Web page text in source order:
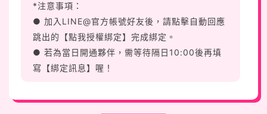
*注意事項：
● 加入LINE@官方帳號好友後，請點擊自動回應
跳出的【點我授權綁定】完成綁定。
● 若為當日開通夥伴，需等待隔日10:00後再填
寫【綁定訊息】喔！